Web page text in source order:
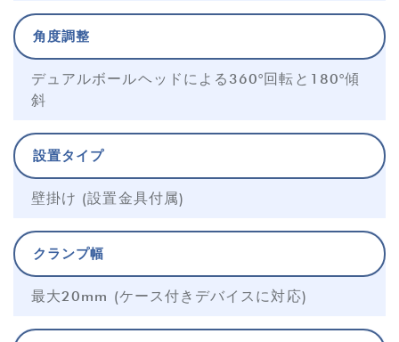
角度調整
デュアルボールヘッドによる360°回転と180°傾
斜
設置タイプ
壁掛け (設置金具付属)
クランプ幅
最大20mm (ケース付きデバイスに対応)